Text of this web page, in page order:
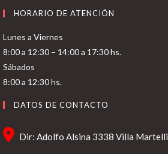
HORARIO DE ATENCIÓN
Lunes a Viernes
8:00 a 12:30 – 14:00 a 17:30 hs.
Sábados
8:00 a 12:30 hs.
DATOS DE CONTACTO
Dir: Adolfo Alsina 3338 Villa Martelli